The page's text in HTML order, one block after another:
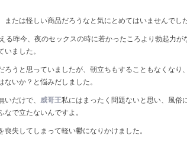
または怪しい商品だろうなと気にとめてはいませんでした
る昨今、夜のセックスの時に若かったころより勃起力が
ました。
ろうと思っていましたが、朝立ちもすることもなくなり
いか？と悩みだしました。
だけで、 威哥王私にはまったく問題ないと思い、風俗
なで立たないんですよ。
失してしまって軽い鬱になりかけました。